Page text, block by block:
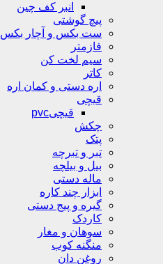
انبر کف چین
پیچ گوشتی
ست بکس و آچار بکس
فازمتر
سیم لخت کن
کاتر
اره دستی و کمان اره
قیچی
قیچیpvc
چکش
پتک
تبر و تبرچه
بیل و بیلچه
ماله دستی
ابزار چند کاره
گیره و پیج دستی
کاردک
سوهان و مغار
منگنه کوب
روغن دان